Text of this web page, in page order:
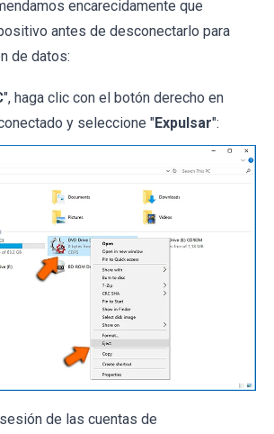
encarecidamente que
antes de desconectarlo para
de datos:
", haga clic con el botón derecho en
y seleccione "Expulsar":
de las cuentas de